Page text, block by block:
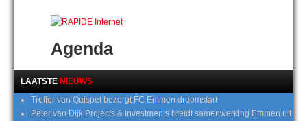
Agenda
LAATSTE NIEUWS
Treffer van Quispel bezorgt FC Emmen droomstart
Peter van Dijk Projects & Investments breidt samenwerking Emmen uit